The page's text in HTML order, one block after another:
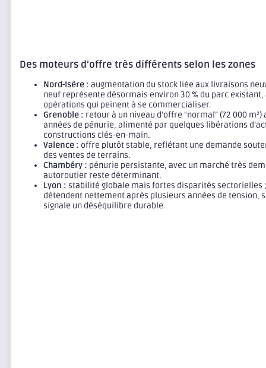
Des moteurs d’offre très différents selon les zones
Nord-Isère : augmentation du stock liée aux livraisons
neuf représente désormais environ 30 % du parc
opérations qui peinent à se commercialiser.
Grenoble : retour à un niveau d’offre “normal” (72 000
années de pénurie, alimenté par quelques libérations
constructions clés-en-main.
Valence : offre plutôt stable, reflétant une demande
des ventes de terrains.
Chambéry : pénurie persistante, avec un marché très
autoroutier reste déterminant.
Lyon : stabilité globale mais fortes disparités sectorielles
détendent nettement après plusieurs années de tension,
signale un déséquilibre durable.